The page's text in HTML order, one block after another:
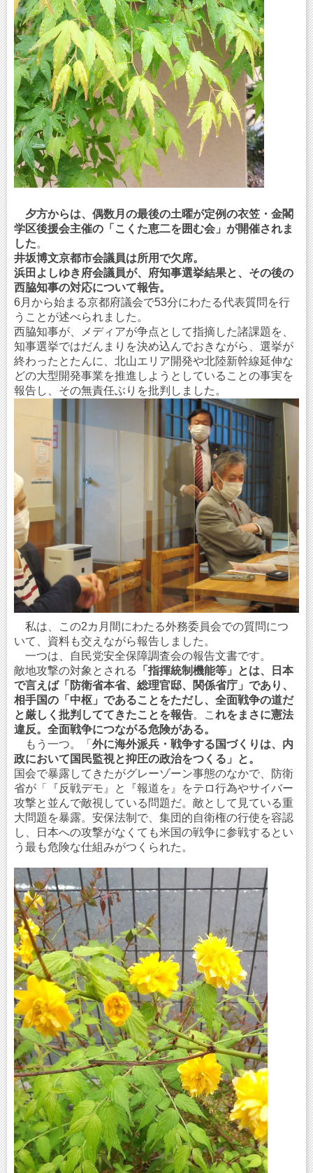
夕方からは、偶数月の最後の土曜が定例の衣笠・金閣
学区後援会主催の「こくた恵二を囲む会」が開催されま
した。
井坂博文京都市会議員は所用で欠席。
浜田よしゆき府会議員が、府知事選挙結果と、その後の
西脇知事の対応について報告。
6月から始まる京都府議会で53分にわたる代表質問を行
うことが述べられました。
西脇知事が、メディアが争点として指摘した諸課題を、
知事選挙ではだんまりを決め込んでおきながら、選挙が
終わったとたんに、北山エリア開発や北陸新幹線延伸な
どの大型開発事業を推進しようとしていることの事実を
報告し、その無責任ぶりを批判しました。
私は、この2カ月間にわたる外務委員会での質問につ
いて、資料も交えながら報告しました。
一つは、自民党安全保障調査会の報告文書です。
敵地攻撃の対象とされる
「指揮統制機能等」とは、日本
で言えば「防衛省本省、総理官邸、関係省庁」であり、
相手国の「中枢」であることをただし、全面戦争の道だ
と厳しく批判しててきたことを報告。こ れをまさに憲法
違反。全面戦争につながる危険がある。
もう一つ。「 外に海外派兵・戦争する国づくりは、内
政において国民監視と抑圧の政治をつくる」と。
国会で暴露してきたがグレーゾーン事態のなかで、防衛
省が「『反戦デモ』と『報道を』をテロ行為やサイバー
攻撃と並んで敵視している問題だ。敵として見ている重
大問題を暴露。安保法制で、集団的自衛権の行使を容認
し、日本への攻撃がなくても米国の戦争に参戦するとい
う最も危険な仕組みがつくられた。